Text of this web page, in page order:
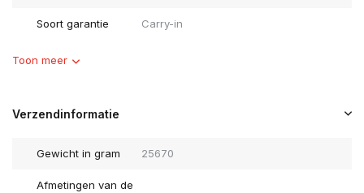
Soort garantie Carry-in
Toon meer
Verzendinformatie
Gewicht in gram 25670
Afmetingen van de